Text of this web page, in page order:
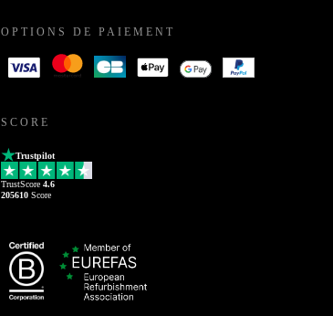
OPTIONS DE PAIEMENT
SCORE
Trustpilot
TrustScore 4.6
205610 Score